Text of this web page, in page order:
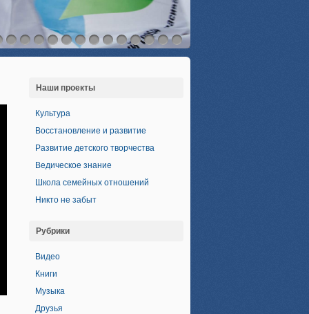
Наши проекты
Культура
Восстановление и развитие
Развитие детского творчества
Ведическое знание
Школа семейных отношений
Никто не забыт
Рубрики
Видео
Книги
Музыка
Друзья